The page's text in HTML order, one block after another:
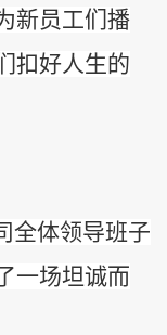
新员工们播
扣好人生的
全体领导班子
一场坦诚而